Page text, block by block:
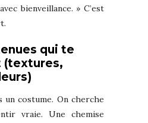
bienveillance. » C’est
qui te
(textures,
un costume. On cherche
vraie. Une chemise